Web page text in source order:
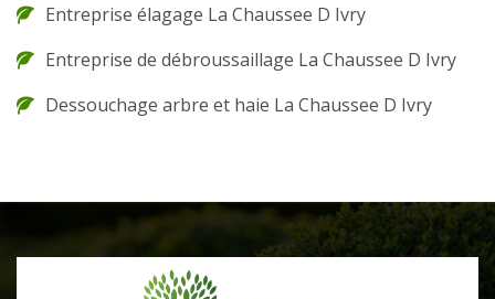
Entreprise élagage La Chaussee D Ivry
Entreprise de débroussaillage La Chaussee D Ivry
Dessouchage arbre et haie La Chaussee D Ivry